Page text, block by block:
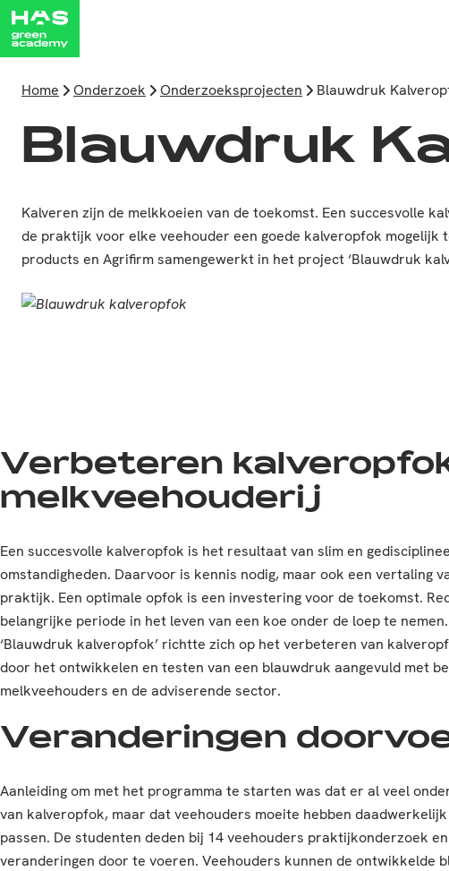
Home Onderzoek Onderzoeksprojecten Blauwdruk
Blauwdruk
Kalveren zijn de melkkoeien van de toekomst. Een succesvolle
de praktijk voor elke veehouder een goede kalveropfok mogelijk
products en Agrifirm samengewerkt in het project ‘Blauwdruk
Verbeteren
melkveehouderij
Een succesvolle kalveropfok is het resultaat van slim en
omstandigheden. Daarvoor is kennis nodig, maar ook een vertaling
praktijk. Een optimale opfok is een investering voor de toekomst.
belangrijke periode in het leven van een koe onder de loep te
‘Blauwdruk kalveropfok’ richtte zich op het verbeteren van
door het ontwikkelen en testen van een blauwdruk aangevuld met
melkveehouders en de adviserende sector.
Veranderingen
Aanleiding om met het programma te starten was dat er al veel
van kalveropfok, maar dat veehouders moeite hebben
passen. De studenten deden bij 14 veehouders praktijkonderzoek
veranderingen door te voeren. Veehouders kunnen de ontwikkelde